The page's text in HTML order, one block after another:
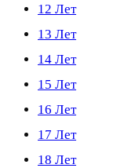
12 Лет
13 Лет
14 Лет
15 Лет
16 Лет
17 Лет
18 Лет